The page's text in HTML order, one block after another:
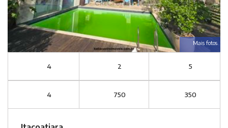
Mais fotos
4 2 5
4 750 350